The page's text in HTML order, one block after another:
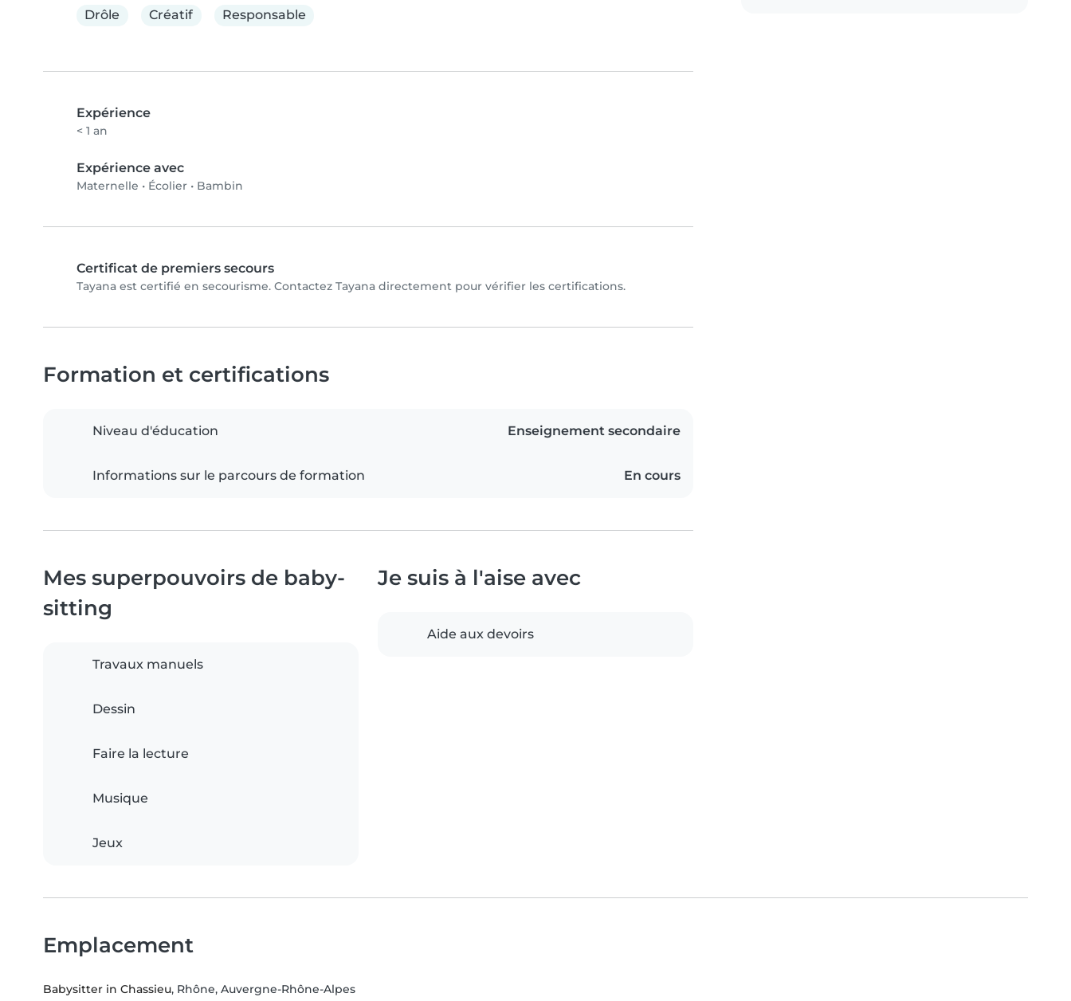
Drôle
Créatif Responsable
Expérience
< 1 an
Expérience avec
Maternelle • Écolier • Bambin
Certificat de premiers secours
Tayana est certifié en secourisme. Contactez Tayana directement pour vérifier les certifications.
Formation et certifications
Niveau d'éducation Enseignement secondaire
Informations sur le parcours de formation En cours
Mes superpouvoirs de baby-
sitting
Travaux manuels
Dessin
Faire la lecture
Musique
Jeux
Je suis à l'aise avec
Aide aux devoirs
Emplacement
Babysitter in Chassieu, Rhône, Auvergne-Rhône-Alpes